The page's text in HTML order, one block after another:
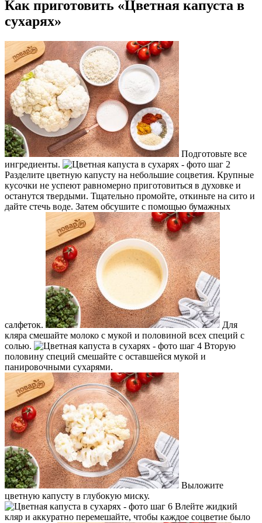
Как приготовить «Цветная капуста в
сухарях»
Подготовьте все
ингредиенты.
Разделите цветную капусту на небольшие соцветия. Крупные
кусочки не успеют равномерно приготовиться в духовке и
останутся твердыми. Тщательно промойте, откиньте на сито и
дайте стечь воде. Затем обсушите с помощью бумажных
салфеток.
Для
кляра смешайте молоко с мукой и половиной всех специй с
солью.
Вторую
половину специй смешайте с оставшейся мукой и
панировочными сухарями.
Выложите
цветную капусту в глубокую миску.
Влейте жидкий
кляр и аккуратно перемешайте, чтобы каждое соцветие было